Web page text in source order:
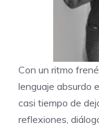
Con un ritmo
lenguaje absurdo
casi tiempo de
reflexiones,